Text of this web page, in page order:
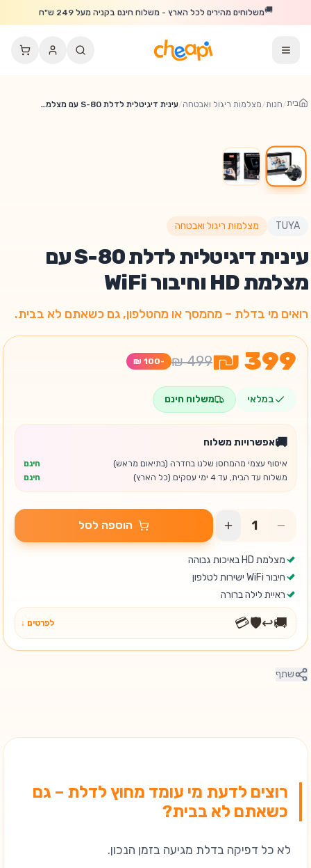
דלג לתוכן הראשי
🚚משלוחים מהירים לכל הארץ - משלוח חינם בקניה מעל 249 ש"ח
בית/חנות/מצלמות ריגול ואבטחה/ עינית דיגיטלית לדלת S-80 עם מצלמת HD וחיבור WiFi
🔥
20% הנחה!
TUYA מצלמות ריגול ואבטחה
עינית דיגיטלית לדלת S-80 עם
מצלמת HD וחיבור WiFi
רואים מי בדלת – מהמסך או מהטלפון, גם כשאתם לא בבית.
-
במלאי משלוח חינם
🚚אפשרויות משלוח
איסוף עצמי מהמחסן שלנו בחדרה (בתיאום מראש)
חינם
משלוח עד הבית, עד 4 ימי עסקים (כל הארץ)
חינם
הוספה לסל
מצלמת HD באיכות גבוהה
חיבור WiFi ישירות לטלפון
ראיית לילה ברורה
🚚
↩️
🛡️
💳 לפרטים ↓
שתף
רוצים לדעת מי עומד מחוץ לדלת – גם
כשאתם לא בבית?
לא כל דפיקה בדלת מגיעה בזמן הנכון.